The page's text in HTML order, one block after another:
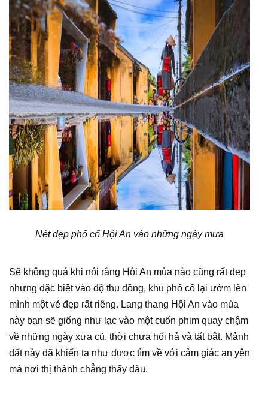
Nét đẹp phố cổ Hội An vào những ngày mưa
Sẽ không quá khi nói rằng Hội An mùa nào cũng rất đẹp
nhưng đặc biệt vào độ thu đông, khu phố cổ lại ướm lên
mình một vẻ đẹp rất riêng. Lang thang Hội An vào mùa
này bạn sẽ giống như lạc vào một cuốn phim quay chậm
về những ngày xưa cũ, thời chưa hối hả và tất bật. Mảnh
đất này đã khiến ta như được tìm về với cảm giác an yên
mà nơi thị thành chẳng thấy đâu.